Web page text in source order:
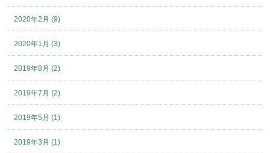
2020年2月 (9)
2020年1月 (3)
2019年8月 (2)
2019年7月 (2)
2019年5月 (1)
2019年3月 (1)